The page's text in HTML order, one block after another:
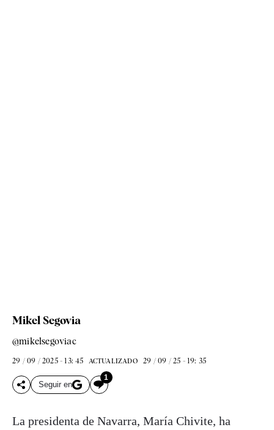
Mikel Segovia
@mikelsegoviac
29 / 09 / 2025 - 13: 45 ACTUALIZADO 29 / 09 / 25 - 19: 35
Seguir en
1
La presidenta de Navarra, María Chivite, ha